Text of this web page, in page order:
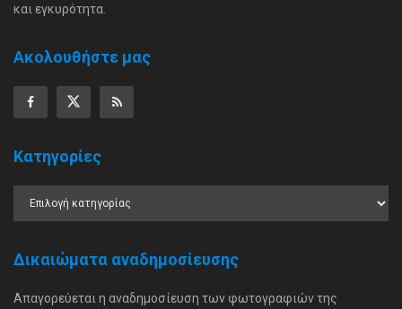
και εγκυρότητα.
Ακολουθήστε μας
Κατηγορίες
Δικαιώματα αναδημοσίευσης
Απαγορεύεται η αναδημοσίευση των φωτογραφιών της